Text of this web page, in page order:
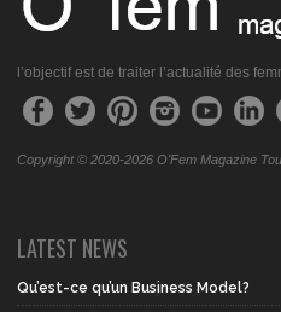
l’objectif est de traiter l’actualité des
Copyright © 2020-2026 O'Fem Magazine
LATEST NEWS
Qu’est-ce qu’un Business Model?